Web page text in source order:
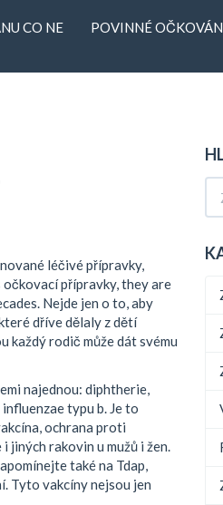
CO NE POVINNÉ
léčivé přípravky,
očkovací přípravky, they are
Nejde jen o to, aby
dříve dělaly z dětí
každý rodič může dát svému
najednou: diphtherie,
typu b Je to
ochrana proti
jiných rakovin u mužů i žen
také na Tdap
. Tyto vakcíny nejsou jen